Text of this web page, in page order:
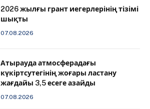
2026 жылғы грант иегерлерінің тізімі
шықты
07.08.2026
Атырауда атмосферадағы
күкіртсутегінің жоғары ластану
жағдайы 3,5 есеге азайды
07.08.2026